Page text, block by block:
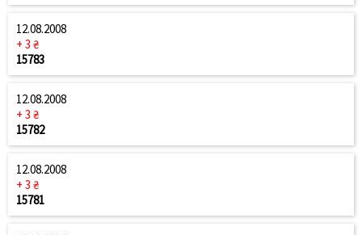
12.08.2008
+ 3 ₴
15783
12.08.2008
+ 3 ₴
15782
12.08.2008
+ 3 ₴
15781